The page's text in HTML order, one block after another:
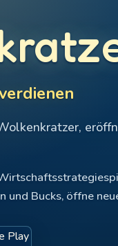
und Bucks, öffne